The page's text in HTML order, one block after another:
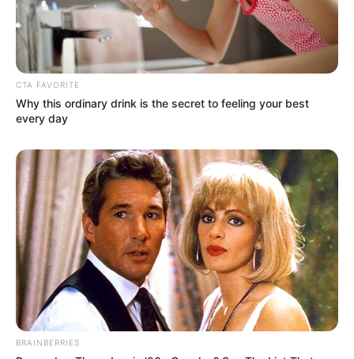
CTA FAVORITE
Why this ordinary drink is the secret to feeling your best
every day
BRAINBERRIES